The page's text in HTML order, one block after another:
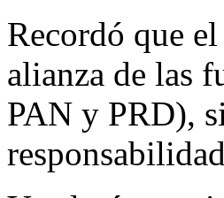
Recordó que
alianza de las
PAN y PRD),